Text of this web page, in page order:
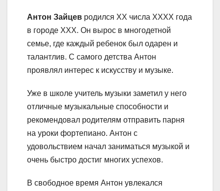
Антон Зайцев родился XX числа XXXX года
в городе XXX. Он вырос в многодетной
семье, где каждый ребенок был одарен и
талантлив. С самого детства Антон
проявлял интерес к искусству и музыке.
Уже в школе учитель музыки заметил у него
отличные музыкальные способности и
рекомендовал родителям отправить парня
на уроки фортепиано. Антон с
удовольствием начал заниматься музыкой и
очень быстро достиг многих успехов.
В свободное время Антон увлекался